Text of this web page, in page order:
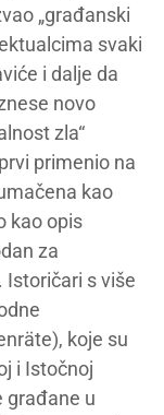
„građanski
svaki
i dalje da
novo
zla“
primenio na
kao
kao opis
za
s više
koje su
i Istočnoj
građane u